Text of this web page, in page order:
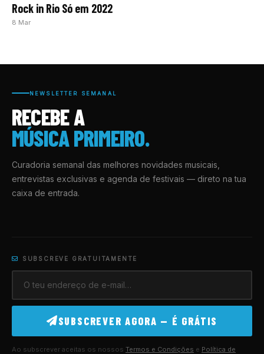
Rock in Rio Só em 2022
8 Mar
NEWSLETTER SEMANAL
RECEBE A
MÚSICA PRIMEIRO.
Curadoria semanal das melhores novidades musicais,
entrevistas exclusivas e agenda de festivais — direto na tua
caixa de entrada.
SUBSCREVE GRATUITAMENTE
SUBSCREVER AGORA — É GRÁTIS
Ao subscrever aceitas os nossos Termos e Condições e Política de